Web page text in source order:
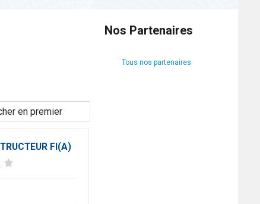
FI(A)
Nos Partenaires
Tous nos partenaires